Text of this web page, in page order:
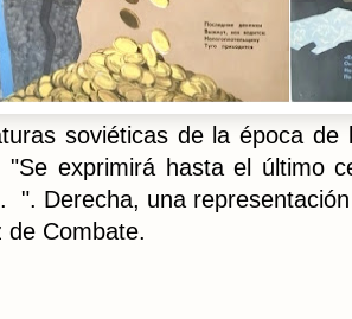
soviéticas de la época
"Se exprimirá hasta el último
". Derecha, una
de Combate.